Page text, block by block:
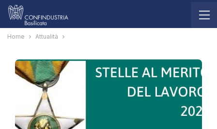
Home Attualità